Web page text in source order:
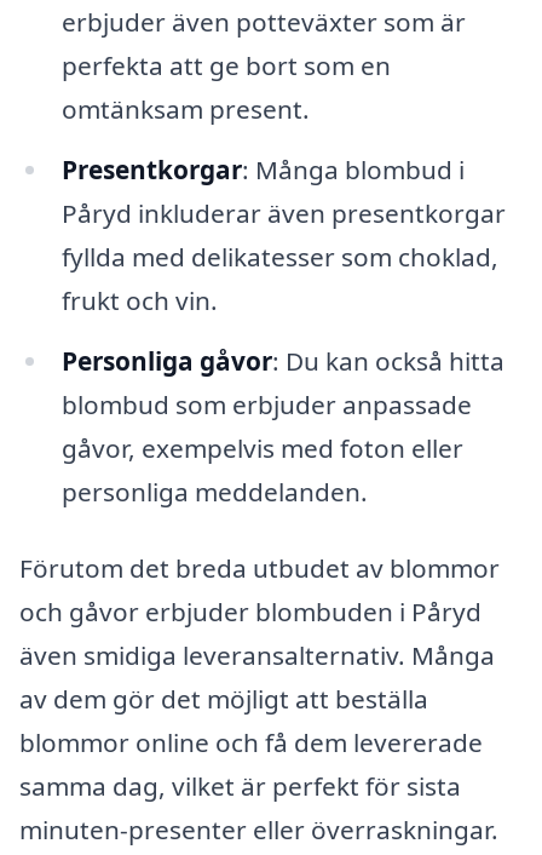
erbjuder även potteväxter som är
perfekta att ge bort som en
omtänksam present.
Presentkorgar: Många blombud i
Påryd inkluderar även presentkorgar
fyllda med delikatesser som choklad,
frukt och vin.
Personliga gåvor: Du kan också hitta
blombud som erbjuder anpassade
gåvor, exempelvis med foton eller
personliga meddelanden.
Förutom det breda utbudet av blommor
och gåvor erbjuder blombuden i Påryd
även smidiga leveransalternativ. Många
av dem gör det möjligt att beställa
blommor online och få dem levererade
samma dag, vilket är perfekt för sista
minuten-presenter eller överraskningar.